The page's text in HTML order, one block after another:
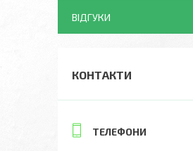
ВІДГУКИ
КОНТАКТИ